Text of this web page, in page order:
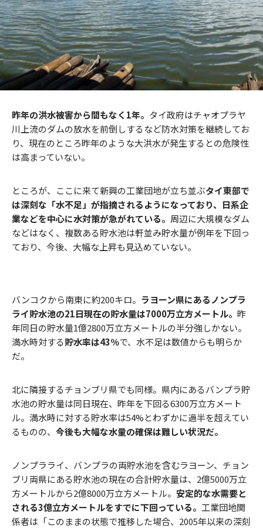
昨年の洪水被害から間もなく1年。 タイ政府はチャオプラヤ
川上流のダムの放水を前倒しするなど防水対策を継続してお
り、現在のところ昨年のような大洪水が発生するとの危険性
は高まっていない。
ところが、ここに来て新興の工業団地が立ち並ぶタイ東部で
は深刻な「水不足」が指摘されるようになっており、日系企
業などを中心に水対策が急がれている。 周辺に大規模なダム
などはなく、複数ある貯水池は軒並み貯水量が例年を下回っ
ており、今後、大幅な上昇も見込めていない。
バンコクから南東に約200キロ。 ラヨーン県にあるノンプラ
ライ貯水池の21日現在の貯水量は7000万立方メートル。 昨
年同日の貯水量1億2800万立方メートルの半分強しかない。
満水時対する貯水率は43％で、水不足は数値からも明らか
だ。
北に隣接するチョンブリ県でも同様。県内にあるバンプラ貯
水池の貯水量は同日現在、昨年を下回る6300万立方メート
ル。満水時に対する貯水率は54%とわずかに過半を超えてい
るものの、 今後も大幅な水量の確保は難しい状況だ。
ノンプラライ、バンプラの両貯水池を含むラヨーン、チョン
ブリ両県にある貯水池の現在の合計貯水量は、2億5000万立
方メートルから2億8000万立方メートル。 安定的な水需要と
される3億立方メートルをすでに下回っている。 工業団地関
係者は「このままの状態で推移した場合、2005年以来の深刻